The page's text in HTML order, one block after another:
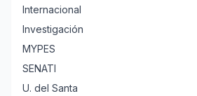
Internacional
Investigación
MYPES
SENATI
U. del Santa